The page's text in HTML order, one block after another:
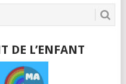
DE L’ENFANT